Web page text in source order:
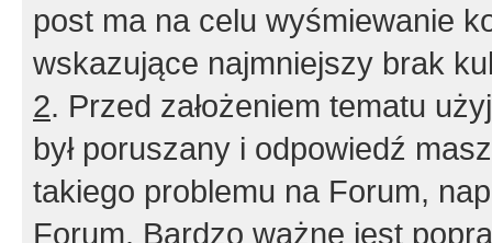
post ma na celu wyśmiewanie
wskazujące najmniejszy brak
2. Przed założeniem tematu
był poruszany i odpowiedź
takiego problemu na Forum,
Forum. Bardzo ważne jest